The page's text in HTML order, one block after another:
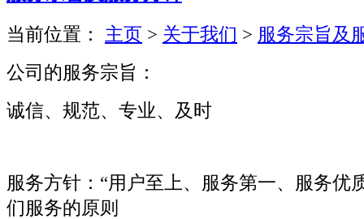
当前位置： 主页 > 关于我们 > 服务宗旨及
公司的服务宗旨：
诚信、规范、专业、及时
服务方针：“用户至上、服务第一、服务优
们服务的原则